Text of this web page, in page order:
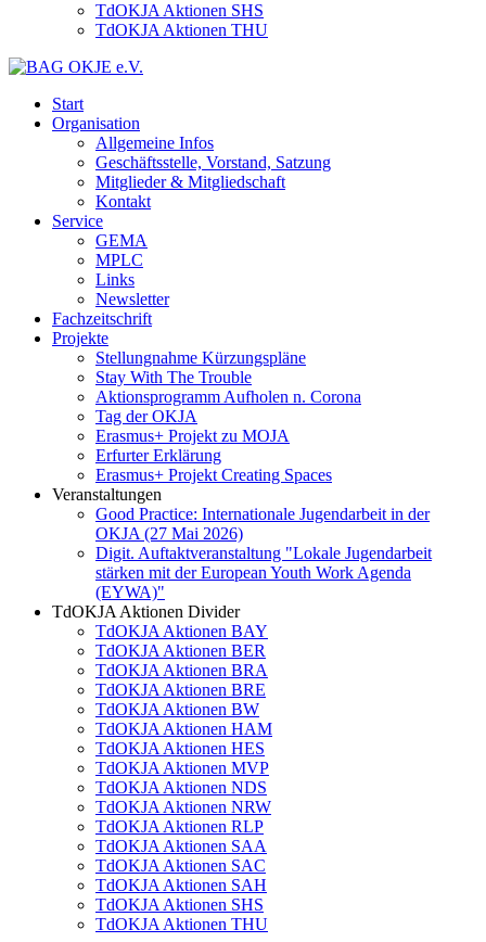
TdOKJA Aktionen SHS
TdOKJA Aktionen THU
Start
Organisation
Allgemeine Infos
Geschäftsstelle, Vorstand, Satzung
Mitglieder & Mitgliedschaft
Kontakt
Service
GEMA
MPLC
Links
Newsletter
Fachzeitschrift
Projekte
Stellungnahme Kürzungspläne
Stay With The Trouble
Aktionsprogramm Aufholen n. Corona
Tag der OKJA
Erasmus+ Projekt zu MOJA
Erfurter Erklärung
Erasmus+ Projekt Creating Spaces
Veranstaltungen
Good Practice: Internationale Jugendarbeit in der
OKJA (27 Mai 2026)
Digit. Auftaktveranstaltung "Lokale Jugendarbeit
stärken mit der European Youth Work Agenda
(EYWA)"
TdOKJA Aktionen Divider
TdOKJA Aktionen BAY
TdOKJA Aktionen BER
TdOKJA Aktionen BRA
TdOKJA Aktionen BRE
TdOKJA Aktionen BW
TdOKJA Aktionen HAM
TdOKJA Aktionen HES
TdOKJA Aktionen MVP
TdOKJA Aktionen NDS
TdOKJA Aktionen NRW
TdOKJA Aktionen RLP
TdOKJA Aktionen SAA
TdOKJA Aktionen SAC
TdOKJA Aktionen SAH
TdOKJA Aktionen SHS
TdOKJA Aktionen THU